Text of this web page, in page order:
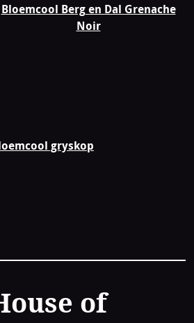
Bloemcool Berg en Dal Grenache
Noir
gryskop
of